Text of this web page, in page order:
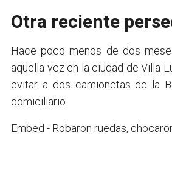
Otra reciente
Hace poco menos de dos
aquella vez en la ciudad de Villa
evitar a dos camionetas de la
domiciliario.
Embed - Robaron ruedas,